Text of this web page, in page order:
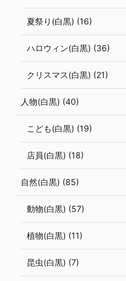
夏祭り(白黒) (16)
ハロウィン(白黒) (36)
クリスマス(白黒) (21)
人物(白黒) (40)
こども(白黒) (19)
店員(白黒) (18)
自然(白黒) (85)
動物(白黒) (57)
植物(白黒) (11)
昆虫(白黒) (7)